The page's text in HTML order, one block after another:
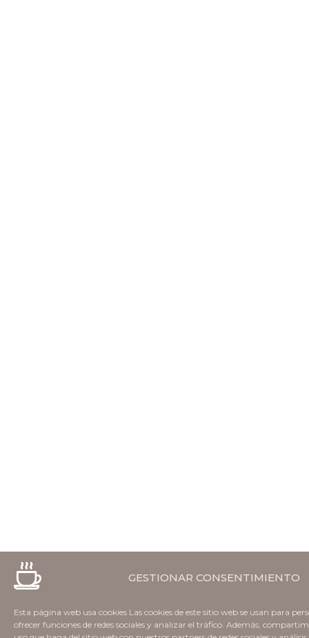
GESTIONAR CONSENTIMIENTO
Esta página web usa cookies Las cookies de este sitio web se usan para
ofrecer funciones de redes sociales y analizar el tráfico. Además,